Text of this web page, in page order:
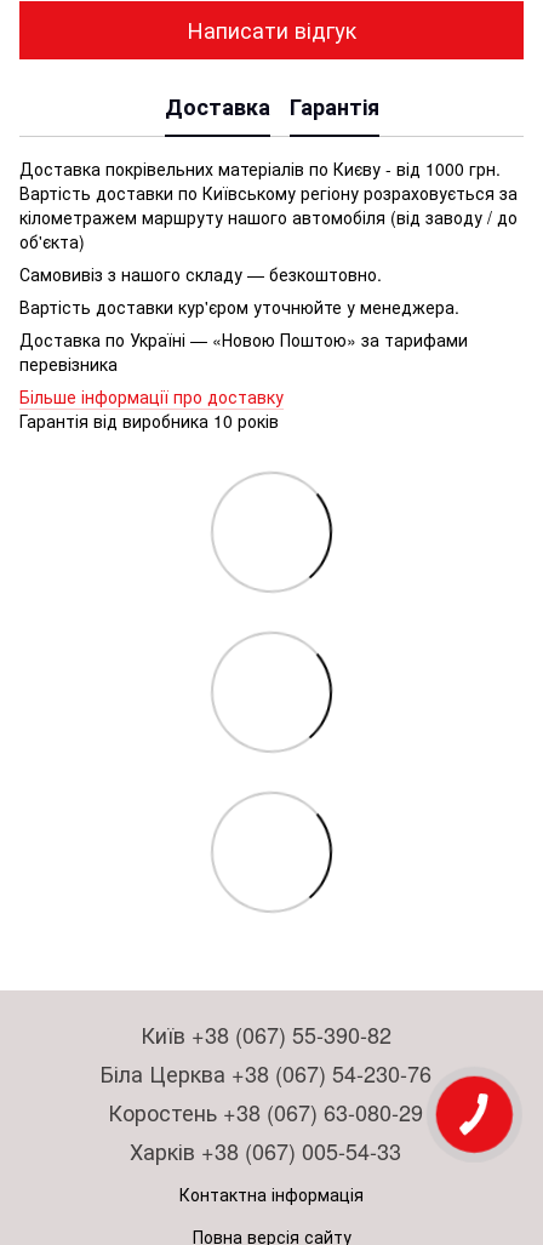
Написати відгук
Доставка Гарантія
Доставка покрівельних матеріалів по Києву - від 1000 грн.
Вартість доставки по Київському регіону розраховується за
кілометражем маршруту нашого автомобіля (від заводу / до
об'єкта)
Самовивіз з нашого складу — безкоштовно.
Вартість доставки кур'єром уточнюйте у менеджера.
Доставка по Україні — «Новою Поштою» за тарифами
перевізника
Більше інформації про доставку
Гарантія від виробника 10 років
Київ +38 (067) 55-390-82
Біла Церква +38 (067) 54-230-76
Коростень +38 (067) 63-080-29
Харків +38 (067) 005-54-33
Контактна інформація
Повна версія сайту